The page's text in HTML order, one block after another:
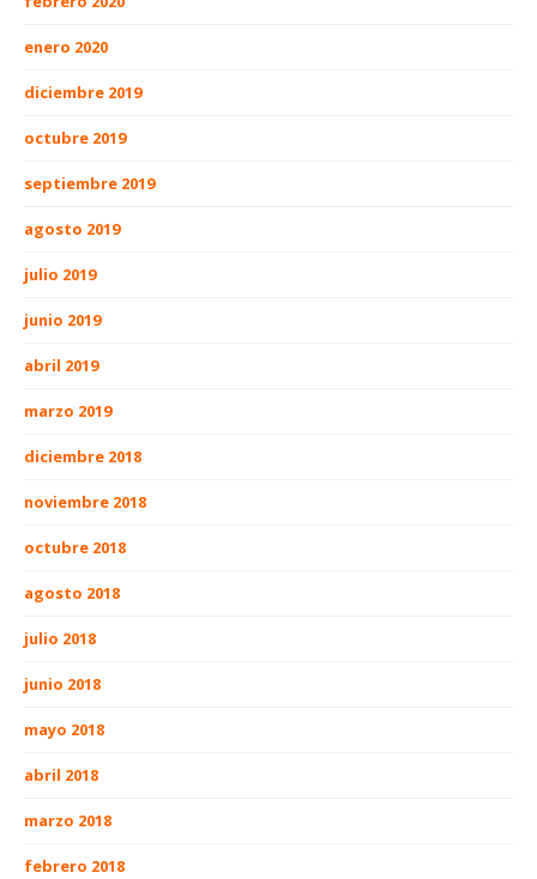
enero 2020
diciembre 2019
octubre 2019
septiembre 2019
agosto 2019
julio 2019
junio 2019
abril 2019
marzo 2019
diciembre 2018
noviembre 2018
octubre 2018
agosto 2018
julio 2018
junio 2018
mayo 2018
abril 2018
marzo 2018
febrero 2018